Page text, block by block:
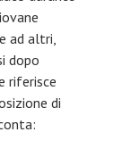
ad altri,
dopo
riferisce
di